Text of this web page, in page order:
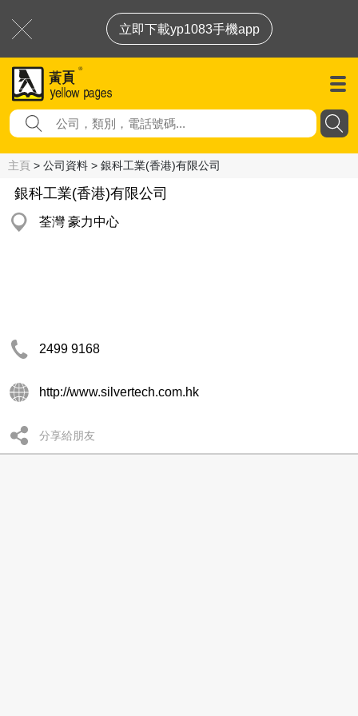
立即下載yp1083手機app
主頁 > 公司資料 > 銀科工業(香港)有限公司
銀科工業(香港)有限公司
荃灣 豪力中心
2499 9168
http://www.silvertech.com.hk
分享給朋友